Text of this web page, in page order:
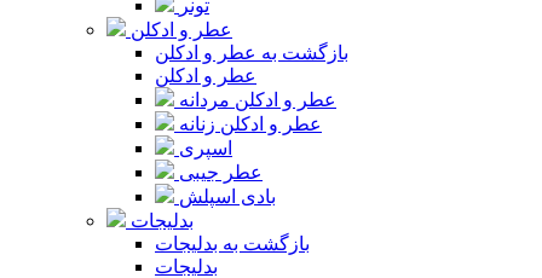
تونر
عطر و ادکلن
بازگشت به عطر و ادکلن
عطر و ادکلن
عطر و ادکلن مردانه
عطر و ادکلن زنانه
اسپری
عطر جیبی
بادی اسپلش
بدلیجات
بازگشت به بدلیجات
بدلیجات